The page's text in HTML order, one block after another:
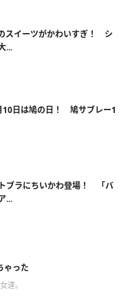
スイーツがかわいすぎ！ シ
...
10日は鳩の日！ 鳩サブレー1
トブラにちいかわ登場！ 「バ
...
ゃった
達。